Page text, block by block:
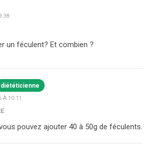
un féculent? Et combien ?
diététicienne
À 10:11
pouvez ajouter 40 à 50g de féculents.